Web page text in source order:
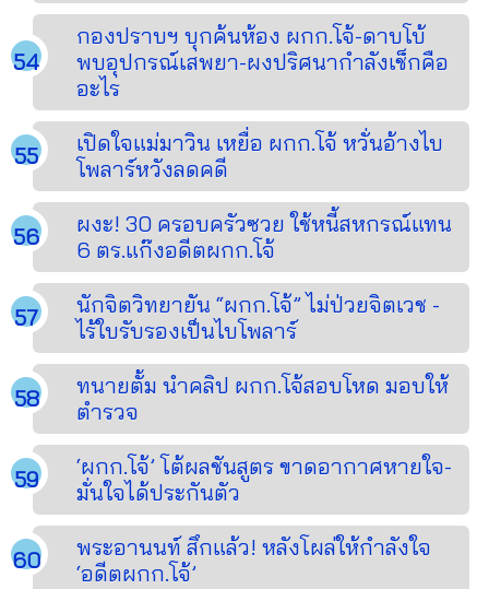
กองปราบฯ บุกค้นห้อง ผกก.โจ้-ดาบโบ้
พบอุปกรณ์เสพยา-ผงปริศนากำลังเช็กคือ
อะไร
เปิดใจแม่มาวิน เหยื่อ ผกก.โจ้ หวั่นอ้างไบ
โพลาร์หวังลดคดี
ผงะ! 30 ครอบครัวซวย ใช้หนี้สหกรณ์แทน
6 ตร.แก๊งอดีตผกก.โจ้
นักจิตวิทยายัน “ผกก.โจ้” ไม่ป่วยจิตเวช -
ไร้ใบรับรองเป็นไบโพลาร์
ทนายตั้ม นำคลิป ผกก.โจ้สอบโหด มอบให้
ตำรวจ
‘ผกก.โจ้’ โต้ผลชันสูตร ขาดอากาศหายใจ-
มั่นใจได้ประกันตัว
พระอานนท์ สึกแล้ว! หลังโผล่ให้กำลังใจ
‘อดีตผกก.โจ้’